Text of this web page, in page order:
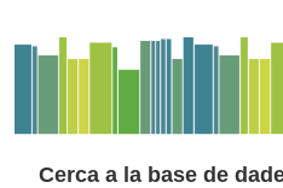
Cerca a la base de